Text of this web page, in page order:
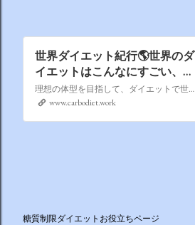
世界ダイエット紀行🌎世界のダ
イエットはこんなにすごい、食
べて痩せる世界のダイエット🎈
理想の体型を目指して、ダイエットで世界一周！,食べて瘦せる,美味しく痩せる,お腹痩せ,下半身痩せ,お腹ポッコリ,低糖質,ハーブ最強,地中海式ダイエット,糖質制限,
www.carbodiet.work
糖質制限ダイエットお役立ちページ